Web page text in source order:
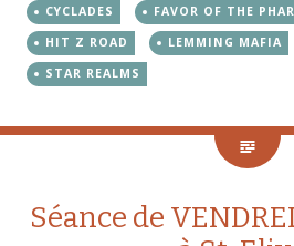
CYCLADES
FAVOR OF THE
HIT Z ROAD
LEMMING MAFIA
STAR REALMS
Séance de